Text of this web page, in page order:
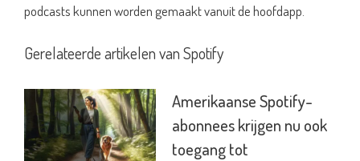
podcasts kunnen worden gemaakt vanuit de hoofdapp.
Gerelateerde artikelen van Spotify
Amerikaanse Spotify-
abonnees krijgen nu ook
toegang tot